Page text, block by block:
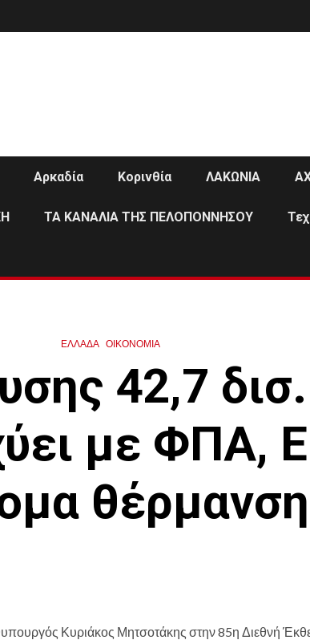
Αρκαδία Κορινθία ΛΑΚΩΝΙΑ
ΤΑ ΚΑΝΑΛΙΑ ΤΗΣ ΠΕΛΟΠΟΝΝΗΣΟΥ
ΕΛΛΑΔΑ ΟΙΚΟΝΟΜΙΑ
42,7
με ΦΠΑ,
Κυριάκος Μητσοτάκης στην 85η Διεθνή